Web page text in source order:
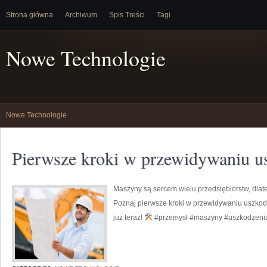
Strona główna Archiwum Spis Treści Tagi
Nowe Technologie
Nowe Technologie
Pierwsze kroki w przewidywaniu
Maszyny są sercem wielu przedsiębiorstw,
Poznaj pierwsze kroki w przewidywaniu
już teraz!
#przemysł #maszyny